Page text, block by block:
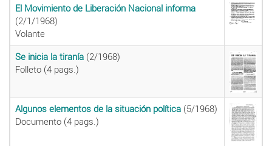
El Movimiento de Liberación Nacional informa
(2/1/1968)
Volante
Se inicia la tiranía (2/1968)
Folleto (4 pags.)
Algunos elementos de la situación política (5/1968)
Documento (4 pags.)